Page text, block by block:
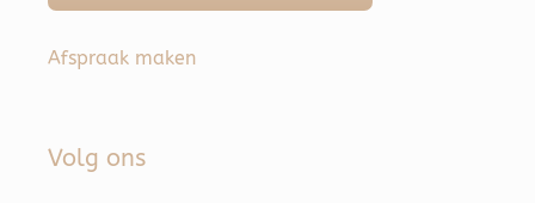
Afspraak maken
Volg ons